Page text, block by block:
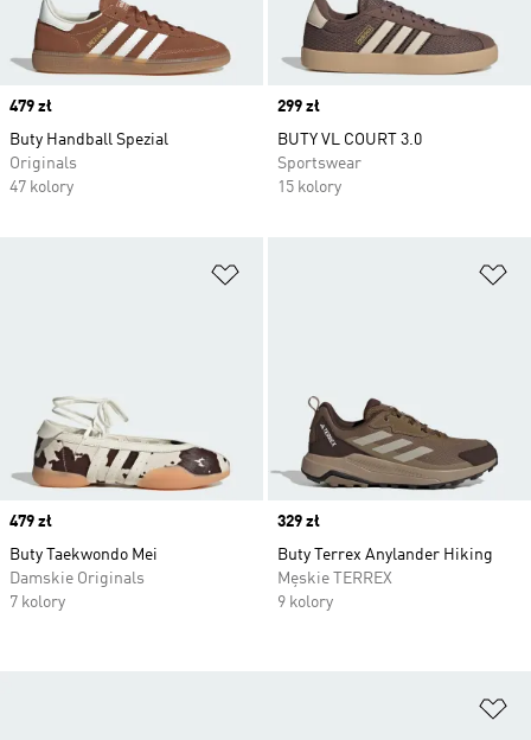
Price
479 zł
Buty Handball Spezial
Originals
47 kolory
Price
299 zł
BUTY VL COURT 3.0
Sportswear
15 kolory
Price
479 zł
Buty Taekwondo Mei
Damskie Originals
7 kolory
Price
329 zł
Buty Terrex Anylander Hiking
Męskie TERREX
9 kolory